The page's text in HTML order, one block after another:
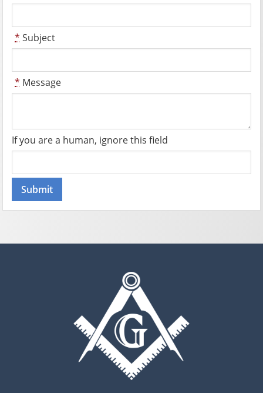
* Subject
* Message
If you are a human, ignore this field